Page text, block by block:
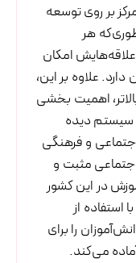
بر روی توسعه
هر
امکان
علاوه بر این،
اهمیت بخشی
سیستم دیده
و فرهنگی
مثبت و
در این کشور
از
را برای
می‌کند.